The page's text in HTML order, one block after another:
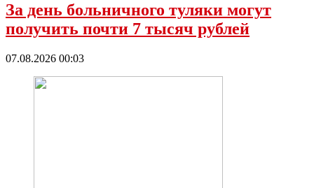
За день больничного туляки могут
получить почти 7 тысяч рублей
07.08.2026 00:03